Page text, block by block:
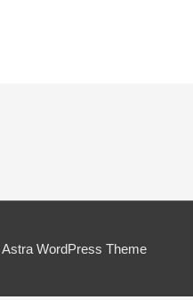
Astra WordPress Theme